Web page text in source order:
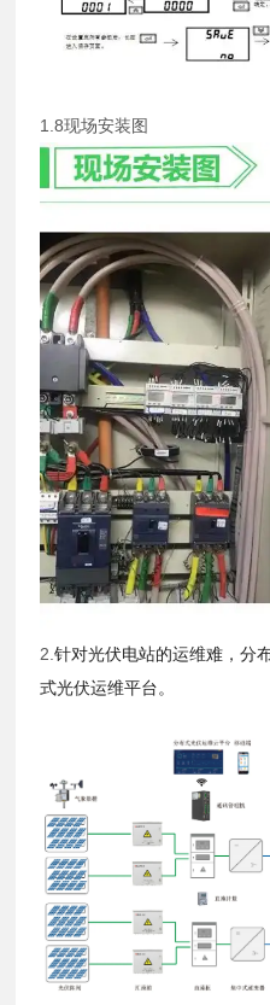
1.8现场安装图
2.针对光伏电站的运维难，分
式光伏运维平台。